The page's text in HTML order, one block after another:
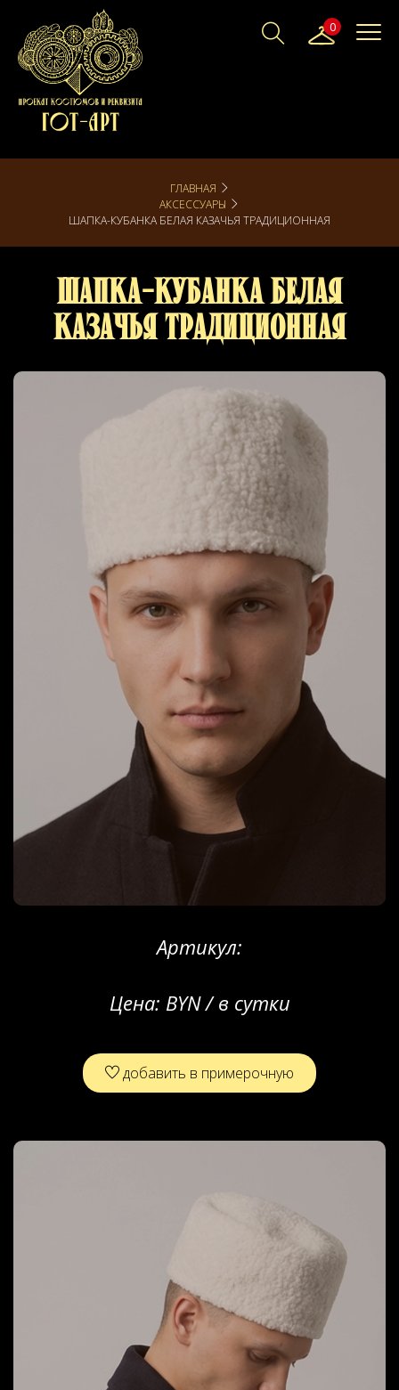
0
ГЛАВНАЯ
АКСЕССУАРЫ
ШАПКА-КУБАНКА БЕЛАЯ КАЗАЧЬЯ ТРАДИЦИОННАЯ
Шапка-Кубанка Белая
Казачья Традиционная
Артикул:
Цена: BYN / в сутки
добавить в примерочную